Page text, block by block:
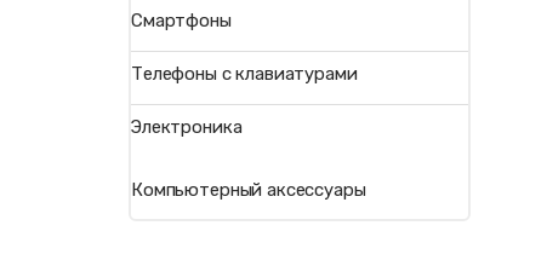
Смартфоны
Телефоны с клавиатурами
Электроника
Компьютерный аксессуары